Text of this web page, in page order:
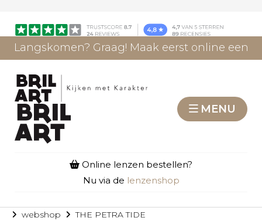
Langskomen? Graag! Maak eerst online een
MENU
Online lenzen bestellen?
Nu via de lenzenshop
webshop THE PETRA TIDE